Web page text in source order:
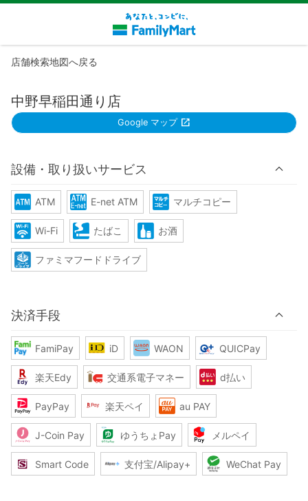
店舗検索地図へ戻る
中野早稲田通り店
Google マップ
設備・取り扱いサービス
ATM E-net ATM マルチコピー
Wi-Fi たばこ お酒
ファミマフードドライブ
決済手段
FamiPay iD WAON QUICPay
楽天Edy 交通系電子マネー d払い
PayPay 楽天ペイ au PAY
J-Coin Pay ゆうちょPay メルペイ
Smart Code 支付宝/Alipay+ WeChat Pay